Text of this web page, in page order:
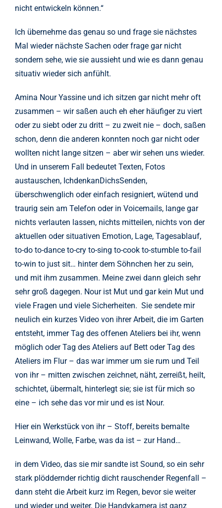
nicht entwickeln können.“
Ich übernehme das genau so und frage sie nächstes
Mal wieder nächste Sachen oder frage gar nicht
sondern sehe, wie sie aussieht und wie es dann genau
situativ wieder sich anfühlt.
Amina Nour Yassine und ich sitzen gar nicht mehr oft
zusammen – wir saßen auch eh eher häufiger zu viert
oder zu siebt oder zu dritt – zu zweit nie – doch, saßen
schon, denn die anderen konnten noch gar nicht oder
wollten nicht lange sitzen – aber wir sehen uns wieder.
Und in unserem Fall bedeutet Texten, Fotos
austauschen, IchdenkanDichsSenden,
überschwenglich oder einfach resigniert, wütend und
traurig sein am Telefon oder in Voicemails, lange gar
nichts verlauten lassen, nichts mitteilen, nichts von der
aktuellen oder situativen Emotion, Lage, Tagesablauf,
to-do to-dance to-cry to-sing to-cook to-stumble to-fail
to-win to just sit… hinter dem Söhnchen her zu sein,
und mit ihm zusammen. Meine zwei dann gleich sehr
sehr groß dagegen. Nour ist Mut und gar kein Mut und
viele Fragen und viele Sicherheiten. Sie sendete mir
neulich ein kurzes Video von ihrer Arbeit, die im Garten
entsteht, immer Tag des offenen Ateliers bei ihr, wenn
möglich oder Tag des Ateliers auf Bett oder Tag des
Ateliers im Flur – das war immer um sie rum und Teil
von ihr – mitten zwischen zeichnet, näht, zerreißt, heilt,
schichtet, übermalt, hinterlegt sie; sie ist für mich so
eine – ich sehe das vor mir und es ist Nour.
Hier ein Werkstück von ihr – Stoff, bereits bemalte
Leinwand, Wolle, Farbe, was da ist – zur Hand…
in dem Video, das sie mir sandte ist Sound, so ein sehr
stark plöddernder richtig dicht rauschender Regenfall –
dann steht die Arbeit kurz im Regen, bevor sie weiter
und wieder und weiter. Die Handykamera ist ganz